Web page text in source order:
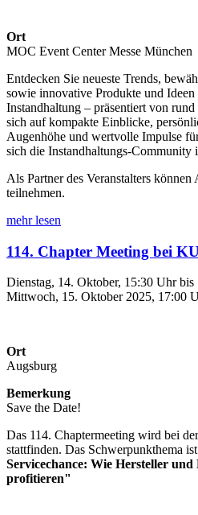
Ort
MOC Event Center Messe München
Entdecken Sie neueste Trends,
sowie innovative Produkte und
Instandhaltung – präsentiert von
sich auf kompakte Einblicke,
Augenhöhe und wertvolle Impulse
sich die Instandhaltungs-
Als Partner des Veranstalters
teilnehmen.
mehr lesen
114. Chapter Meeting bei
Dienstag, 14. Oktober, 15:30 Uhr bis
Mittwoch, 15. Oktober 2025, 17:00
Ort
Augsburg
Bemerkung
Save the Date!
Das 114. Chaptermeeting wird bei
stattfinden. Das Schwerpunkthema
Servicechance: Wie Hersteller und
profitieren"